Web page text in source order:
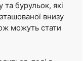
та бурульок, які
внизу
можуть стати